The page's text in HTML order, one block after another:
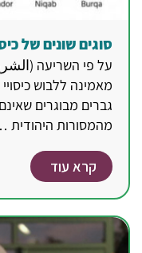
סוגים שונים של
על פי השריעה
מאמינה ללבוש
גברים מבוגרים
מהמסורות היהודית
קרא עוד